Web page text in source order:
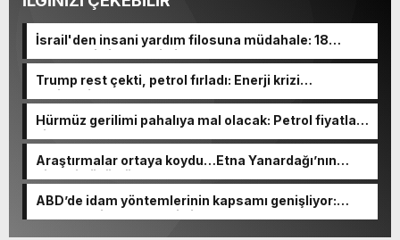
İsrail'den insani yardım filosuna müdahale: 18
tekneyle irtibat kesildi!
Trump rest çekti, petrol fırladı: Enerji krizi
derinleşiyor!
Hürmüz gerilimi pahalıya mal olacak: Petrol fiyatları
zirvede!
Araştırmalar ortaya koydu…Etna Yanardağı’nın
gizemi çözüldü
ABD’de idam yöntemlerinin kapsamı genişliyor:
Kurşuna dizme, elektrikli sandalye ve azot gazı!